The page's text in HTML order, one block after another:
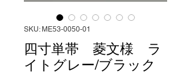
SKU: ME53-0050-01
四寸単帯 菱文様 ラ
イトグレー/ブラック